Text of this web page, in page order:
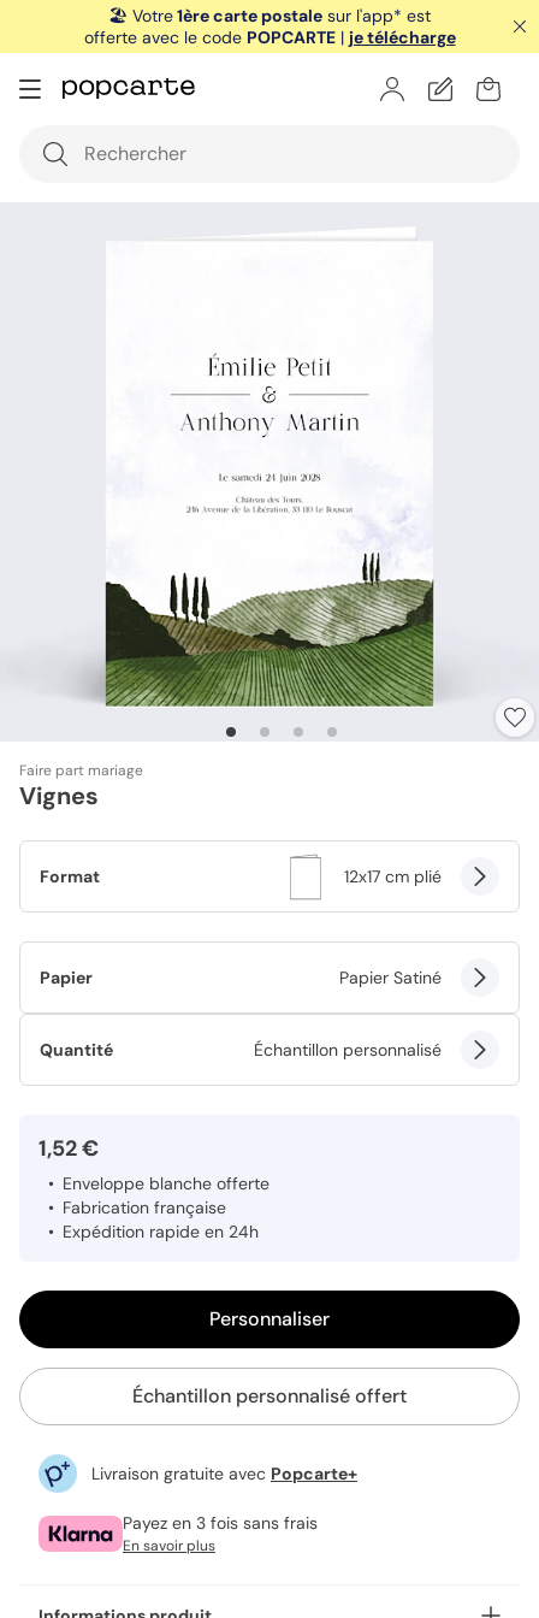
🏖️ Votre1ère carte postale sur l'app* est
offerte avec le code POPCARTE| je télécharge
Faire part mariage
Vignes
Format 12x17 cm plié
Papier Papier Satiné
Quantité Échantillon personnalisé
1,52 €
Enveloppe blanche offerte
Fabrication française
Expédition rapide en 24h
Personnaliser
Échantillon personnalisé offert
Livraison gratuite avec Popcarte+
Payez en 3 fois sans frais
En savoir plus